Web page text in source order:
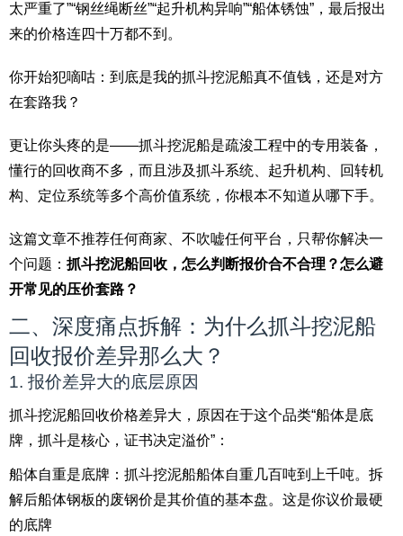
太严重了”“钢丝绳断丝”“起升机构异响”“船体锈蚀”，最后报出
来的价格连四十万都不到。
你开始犯嘀咕：到底是我的抓斗挖泥船真不值钱，还是对方
在套路我？
更让你头疼的是——抓斗挖泥船是疏浚工程中的专用装备，
懂行的回收商不多，而且涉及抓斗系统、起升机构、回转机
构、定位系统等多个高价值系统，你根本不知道从哪下手。
这篇文章不推荐任何商家、不吹嘘任何平台，只帮你解决一
个问题： 抓斗挖泥船回收，怎么判断报价合不合理？怎么避
开常见的压价套路？
二、深度痛点拆解：为什么抓斗挖泥船
回收报价差异那么大？
1. 报价差异大的底层原因
抓斗挖泥船回收价格差异大，原因在于这个品类“船体是底
牌，抓斗是核心，证书决定溢价”：
船体自重是底牌：抓斗挖泥船船体自重几百吨到上千吨。拆
解后船体钢板的废钢价是其价值的基本盘。这是你议价最硬
的底牌